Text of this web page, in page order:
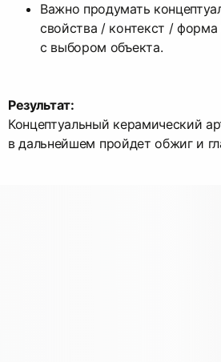
Важно продумать
свойства / контекст /
с выбором объекта.
Результат:
Концептуальный керамический
в дальнейшем пройдет обжиг и